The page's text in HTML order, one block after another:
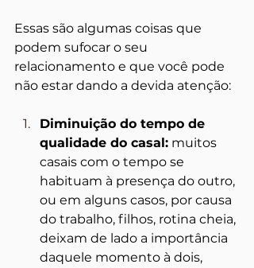
Essas são algumas coisas que
podem sufocar o seu
relacionamento e que você pode
não estar dando a devida atenção:
Diminuição do tempo de
qualidade do casal: muitos
casais com o tempo se
habituam à presença do outro,
ou em alguns casos, por causa
do trabalho, filhos, rotina cheia,
deixam de lado a importância
daquele momento à dois,